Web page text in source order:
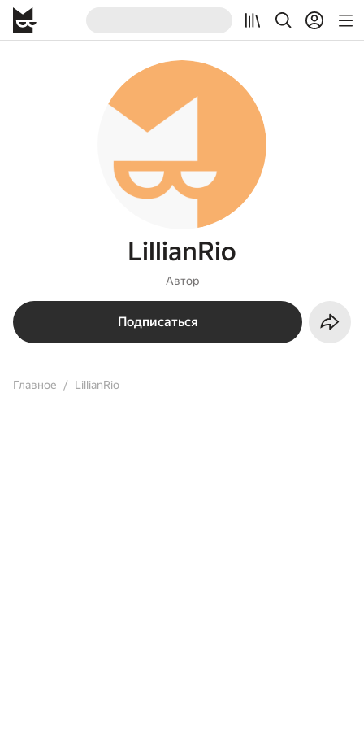
LillianRio
Автор
Подписаться
Главное LillianRio